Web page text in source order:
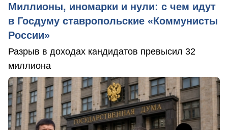
Миллионы, иномарки и нули: с чем идут
в Госдуму ставропольские «Коммунисты
России»
Разрыв в доходах кандидатов превысил 32
миллиона